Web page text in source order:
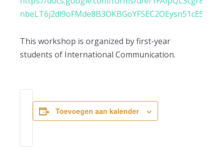
This workshop is organized by first-year
students of International Communication.
Toevoegen aan kalender